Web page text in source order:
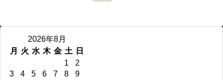
2026年8月
月
火 水 木 金 土 日
1
2
3
4 5 6 7 8
9